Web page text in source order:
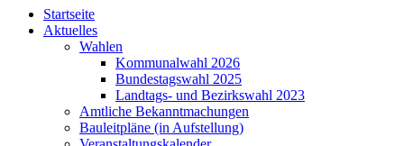
Startseite
Aktuelles
Wahlen
Kommunalwahl 2026
Bundestagswahl 2025
Landtags- und Bezirkswahl 2023
Amtliche Bekanntmachungen
Bauleitpläne (in Aufstellung)